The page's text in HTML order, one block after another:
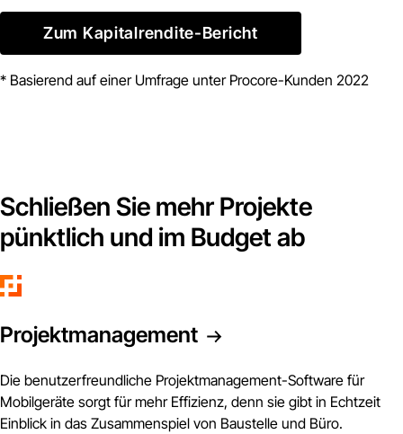
Zum Kapitalrendite-Bericht
* Basierend auf einer Umfrage unter Procore-Kunden 2022
Schließen Sie mehr Projekte
pünktlich und im Budget ab
Projektmanagement
Die benutzerfreundliche Projektmanagement-Software für
Mobilgeräte sorgt für mehr Effizienz, denn sie gibt in Echtzeit
Einblick in das Zusammenspiel von Baustelle und Büro.